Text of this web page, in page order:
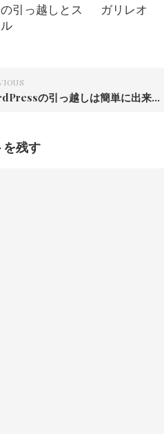
引っ越しとス
ガリレオ
WordPressの引っ越しは簡単に出来るｰ DBエクスポート ｰ
を残す